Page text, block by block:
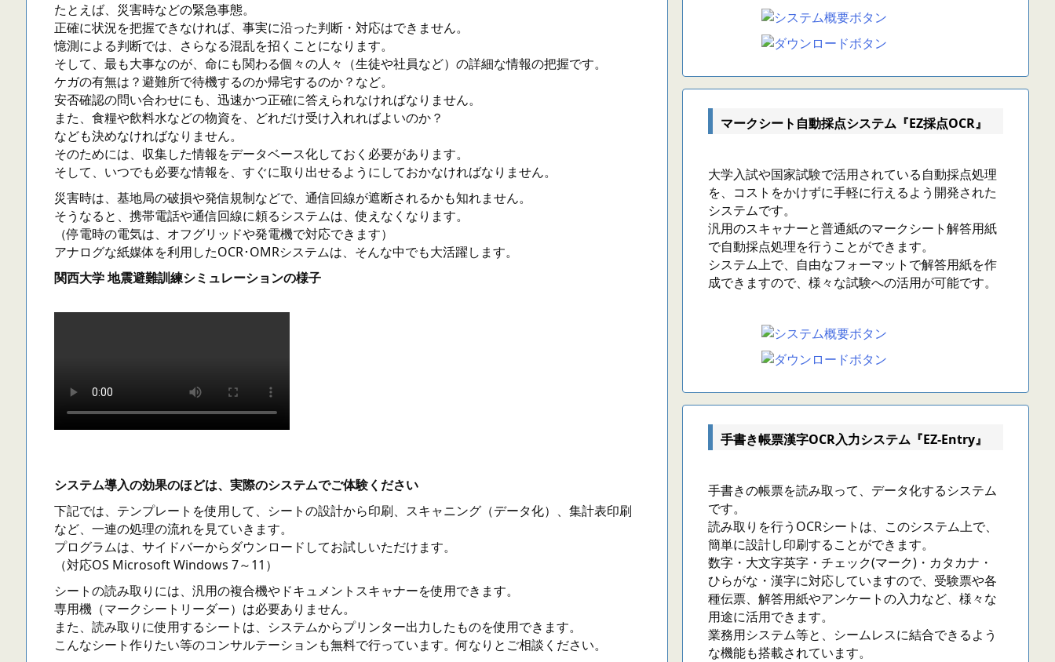
たとえば、災害時などの緊急事態。
正確に状況を把握できなければ、事実に沿った判断・対応はできません。
憶測による判断では、さらなる混乱を招くことになります。
そして、最も大事なのが、命にも関わる個々の人々（生徒や社員など）の詳細な情報の把握です。
ケガの有無は？避難所で待機するのか帰宅するのか？など。
安否確認の問い合わせにも、迅速かつ正確に答えられなければなりません。
また、食糧や飲料水などの物資を、どれだけ受け入れればよいのか？
なども決めなければなりません。
そのためには、収集した情報をデータベース化しておく必要があります。
そして、いつでも必要な情報を、すぐに取り出せるようにしておかなければなりません。
災害時は、基地局の破損や発信規制などで、通信回線が遮断されるかも知れません。
そうなると、携帯電話や通信回線に頼るシステムは、使えなくなります。
（停電時の電気は、オフグリッドや発電機で対応できます）
アナログな紙媒体を利用したOCR･OMRシステムは、そんな中でも大活躍します。
関西大学 地震避難訓練シミュレーションの様子
システム導入の効果のほどは、実際のシステムでご体験ください
下記では、テンプレートを使用して、シートの設計から印刷、スキャニング（データ化）、集計表印刷
など、一連の処理の流れを見ていきます。
プログラムは、サイドバーからダウンロードしてお試しいただけます。
（対応OS Microsoft Windows 7～11）
シートの読み取りには、汎用の複合機やドキュメントスキャナーを使用できます。
専用機（マークシートリーダー）は必要ありません。
また、読み取りに使用するシートは、システムからプリンター出力したものを使用できます。
こんなシート作りたい等のコンサルテーションも無料で行っています。何なりとご相談ください。
マークシート自動採点システム『EZ採点OCR』
大学入試や国家試験で活用されている自動採点処理
を、コストをかけずに手軽に行えるよう開発された
システムです。
汎用のスキャナーと普通紙のマークシート解答用紙
で自動採点処理を行うことができます。
システム上で、自由なフォーマットで解答用紙を作
成できますので、様々な試験への活用が可能です。
手書き帳票漢字OCR入力システム『EZ-Entry』
手書きの帳票を読み取って、データ化するシステム
です。
読み取りを行うOCRシートは、このシステム上で、
簡単に設計し印刷することができます。
数字・大文字英字・チェック(マーク)・カタカナ・
ひらがな・漢字に対応していますので、受験票や各
種伝票、解答用紙やアンケートの入力など、様々な
用途に活用できます。
業務用システム等と、シームレスに結合できるよう
な機能も搭載されています。